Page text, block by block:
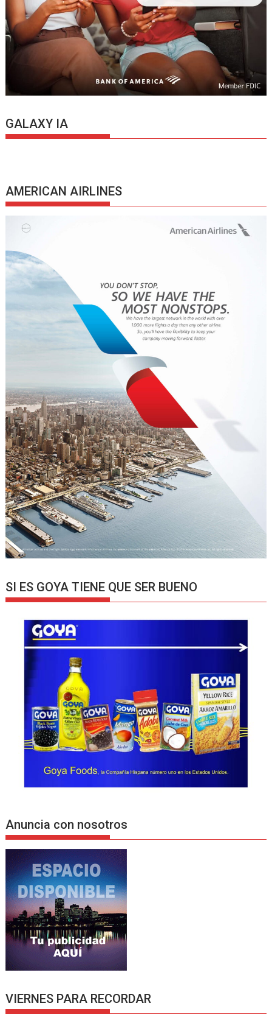
GALAXY IA
AMERICAN AIRLINES
SI ES GOYA TIENE QUE SER BUENO
Anuncia con nosotros
VIERNES PARA RECORDAR